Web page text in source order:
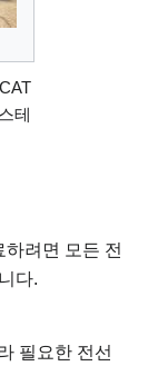
테
려면 모든 전
다.
필요한 전선